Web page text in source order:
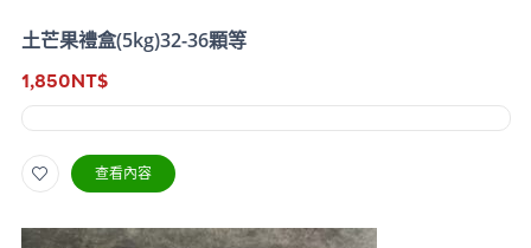
土芒果禮盒(5kg)32-36顆等
1,850NT$
查看內容